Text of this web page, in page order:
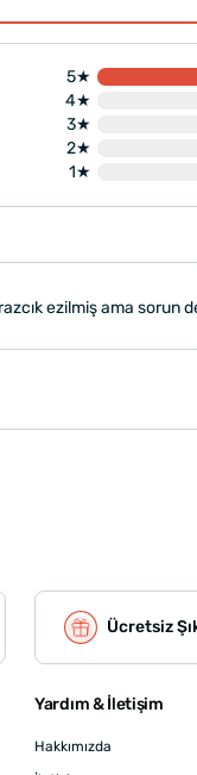
5★
4★
3★
2★
1★
ezilmiş ama sorun
Ücretsiz
Yardım & İletişim
Hakkımızda